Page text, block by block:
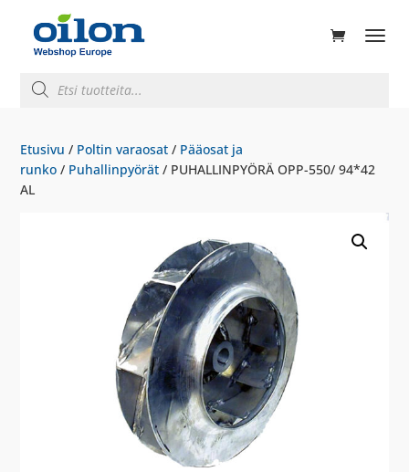
search
Etusivu / Poltin varaosat / Pääosat ja
runko / Puhallinpyörät / PUHALLINPYÖRÄ OPP-550/ 94*42
AL